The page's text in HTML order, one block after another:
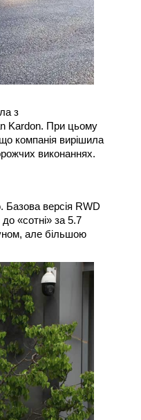
з
Kardon. При цьому
компанія вирішила
виконаннях.
Базова версія RWD
«сотні» за 5.7
але більшою